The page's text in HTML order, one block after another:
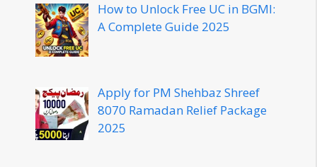
How to Unlock Free UC in BGMI:
A Complete Guide 2025
Apply for PM Shehbaz Shreef
8070 Ramadan Relief Package
2025